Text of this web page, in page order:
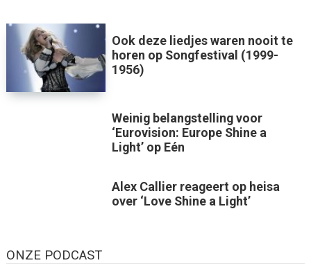
Ook deze liedjes waren nooit te
horen op Songfestival (1999-
1956)
Weinig belangstelling voor
‘Eurovision: Europe Shine a
Light’ op Eén
Alex Callier reageert op heisa
over ‘Love Shine a Light’
ONZE PODCAST